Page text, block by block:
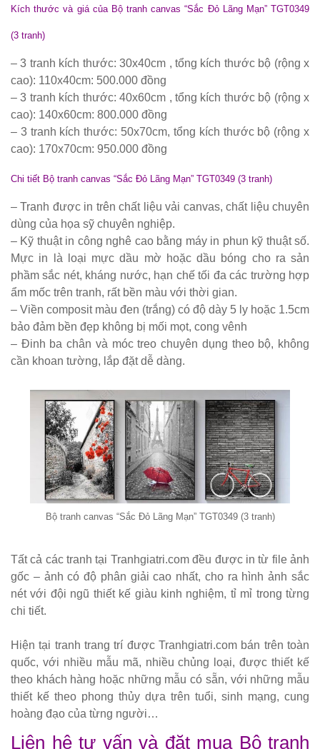
cafe ngoài
trời ban
công sân
vườn sân
thượng bàn
Bộ bàn ghế
sắt decor
quán cafe
mặt bàn
composite
254
Wishbone
sắt cafe
nhà hàng
GSK065
Bộ bàn ghế
252
Bộ bàn ghế
su chân sắt
có tay 249
Bộ bàn ghế
quán cafe
trà sữa nhà
Kích thước và giá của Bộ tranh canvas “Sắc Đỏ Lãng Mạn” TGT0349
(3 tranh)
– 3 tranh kích thước: 30x40cm , tổng kích thước bộ (rộng x
cao): 110x40cm: 500.000 đồng
– 3 tranh kích thước: 40x60cm , tổng kích thước bộ (rộng x
cao): 140x60cm: 800.000 đồng
– 3 tranh kích thước: 50x70cm, tổng kích thước bộ (rộng x
cao): 170x70cm: 950.000 đồng
Chi tiết Bộ tranh canvas “Sắc Đỏ Lãng Mạn” TGT0349 (3 tranh)
– Tranh được in trên chất liệu vải canvas, chất liệu chuyên
dùng của họa sỹ chuyên nghiệp.
– Kỹ thuật in công nghê cao bằng máy in phun kỹ thuật số.
Mực in là loại mực dầu mờ hoặc dầu bóng cho ra sản
phầm sắc nét, kháng nước, hạn chế tối đa các trường hợp
ẩm mốc trên tranh, rất bền màu với thời gian.
– Viền composit màu đen (trắng) có độ dày 5 ly hoặc 1.5cm
bảo đảm bền đẹp không bị mối mọt, cong vênh
– Đinh ba chân và móc treo chuyên dụng theo bộ, không
cần khoan tường, lắp đặt dễ dàng.
Bộ tranh canvas “Sắc Đỏ Lãng Mạn” TGT0349 (3 tranh)
Tất cả các tranh tại Tranhgiatri.com đều được in từ file ảnh
gốc – ảnh có độ phân giải cao nhất, cho ra hình ảnh sắc
nét với đội ngũ thiết kế giàu kinh nghiệm, tỉ mỉ trong từng
chi tiết.
Hiện tại tranh trang trí được Tranhgiatri.com bán trên toàn
quốc, với nhiều mẫu mã, nhiều chủng loại, được thiết kế
theo khách hàng hoặc những mẫu có sẵn, với những mẫu
thiết kế theo phong thủy dựa trên tuổi, sinh mạng, cung
hoàng đạo của từng người…
Liên hệ tư vấn và đặt mua Bộ tranh